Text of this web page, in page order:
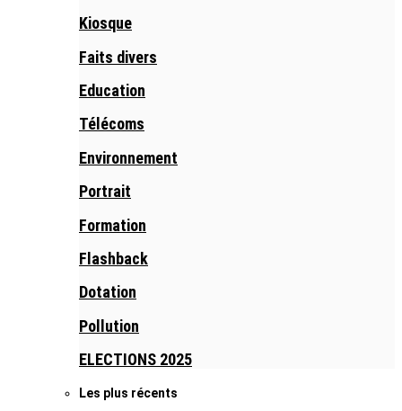
Kiosque
Faits divers
Education
Télécoms
Environnement
Portrait
Formation
Flashback
Dotation
Pollution
ELECTIONS 2025
Les plus récents